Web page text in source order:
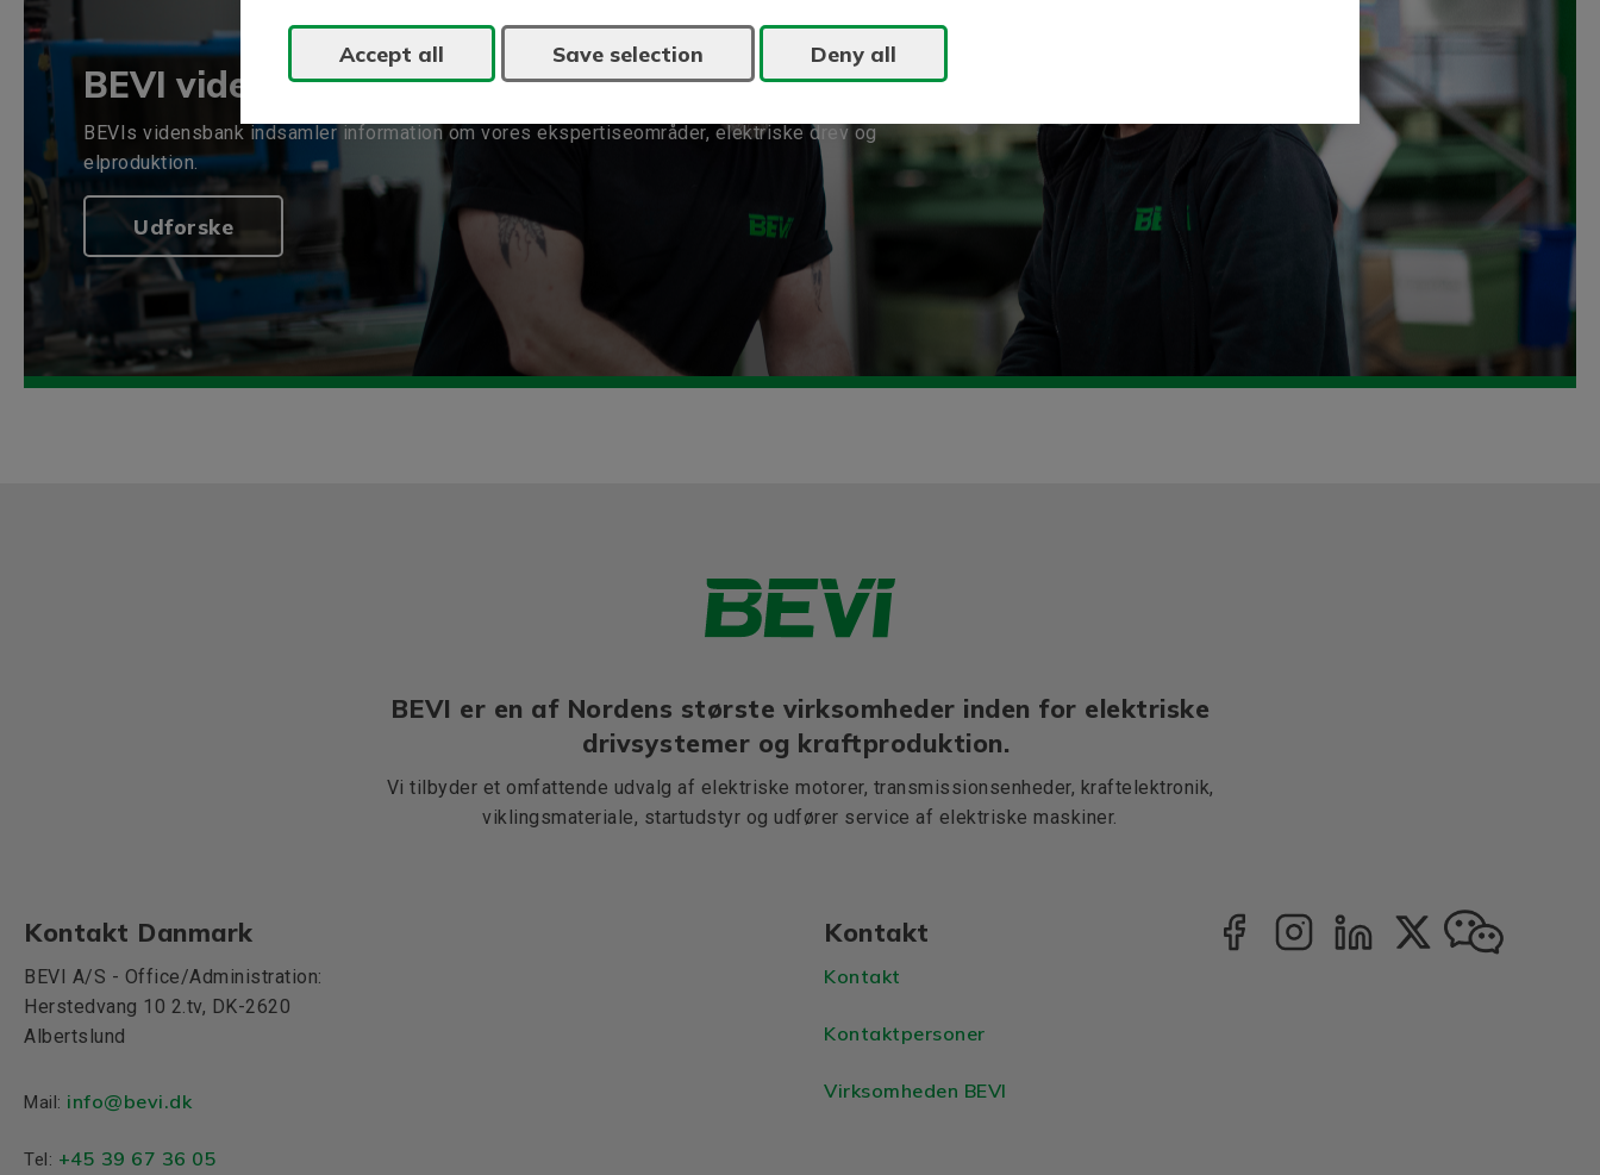
Accept all Save selection Deny all
BEVI vidensbank
BEVIs vidensbank indsamler information om vores ekspertiseområder, elektriske drev og
elproduktion.
Udforske
BEVI er en af Nordens største virksomheder inden for elektriske
drivsystemer og kraftproduktion.
Vi tilbyder et omfattende udvalg af elektriske motorer, transmissionsenheder, kraftelektronik,
viklingsmateriale, startudstyr og udfører service af elektriske maskiner.
Kontakt Danmark
BEVI A/S - Office/Administration:
Herstedvang 10 2.tv, DK-2620
Albertslund
Mail: info@bevi.dk
Tel: +45 39 67 36 05
Kontakt
Kontakt
Kontaktpersoner
Virksomheden BEVI